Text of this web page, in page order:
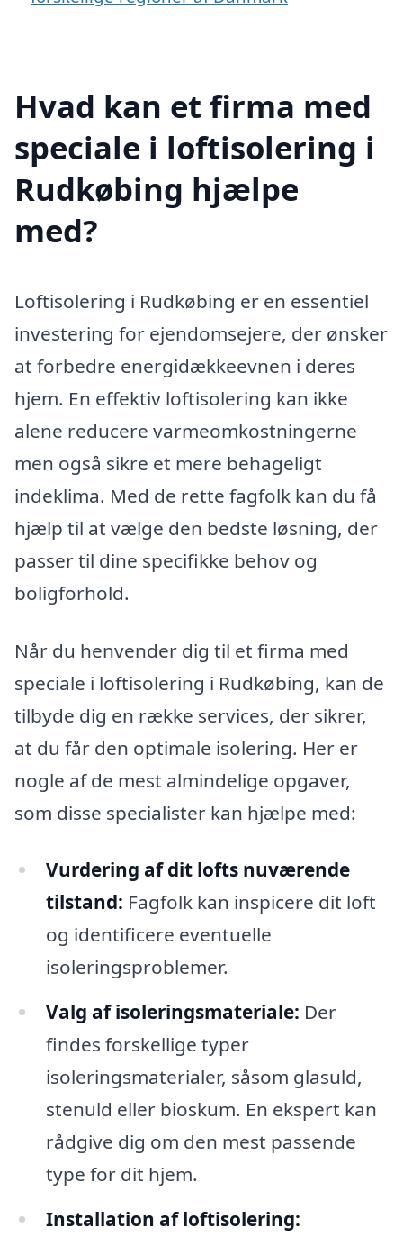
Hvad kan et firma med
speciale i loftisolering i
Rudkøbing hjælpe
med?
Loftisolering i Rudkøbing er en essentiel
investering for ejendomsejere, der ønsker
at forbedre energidækkeevnen i deres
hjem. En effektiv loftisolering kan ikke
alene reducere varmeomkostningerne
men også sikre et mere behageligt
indeklima. Med de rette fagfolk kan du få
hjælp til at vælge den bedste løsning, der
passer til dine specifikke behov og
boligforhold.
Når du henvender dig til et firma med
speciale i loftisolering i Rudkøbing, kan de
tilbyde dig en række services, der sikrer,
at du får den optimale isolering. Her er
nogle af de mest almindelige opgaver,
som disse specialister kan hjælpe med:
Vurdering af dit lofts nuværende
tilstand: Fagfolk kan inspicere dit loft
og identificere eventuelle
isoleringsproblemer.
Valg af isoleringsmateriale: Der
findes forskellige typer
isoleringsmaterialer, såsom glasuld,
stenuld eller bioskum. En ekspert kan
rådgive dig om den mest passende
type for dit hjem.
Installation af loftisolering: